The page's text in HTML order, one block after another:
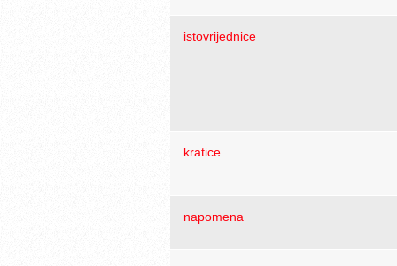
istovrijednice
kratice
napomena